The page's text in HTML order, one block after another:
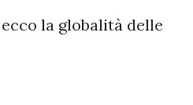
la globalità delle